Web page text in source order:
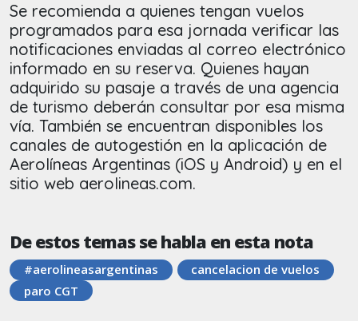
Se recomienda a quienes tengan vuelos
programados para esa jornada verificar las
notificaciones enviadas al correo electrónico
informado en su reserva. Quienes hayan
adquirido su pasaje a través de una agencia
de turismo deberán consultar por esa misma
vía. También se encuentran disponibles los
canales de autogestión en la aplicación de
Aerolíneas Argentinas (iOS y Android) y en el
sitio web aerolineas.com.
De estos temas se habla en esta nota
#aerolineasargentinas
cancelacion de vuelos
paro CGT